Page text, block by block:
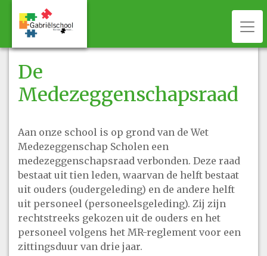
De
Medezeggenschapsraad
Aan onze school is op grond van de Wet
Medezeggenschap Scholen een
medezeggenschapsraad verbonden. Deze raad
bestaat uit tien leden, waarvan de helft bestaat
uit ouders (oudergeleding) en de andere helft
uit personeel (personeelsgeleding). Zij zijn
rechtstreeks gekozen uit de ouders en het
personeel volgens het MR-reglement voor een
zittingsduur van drie jaar.